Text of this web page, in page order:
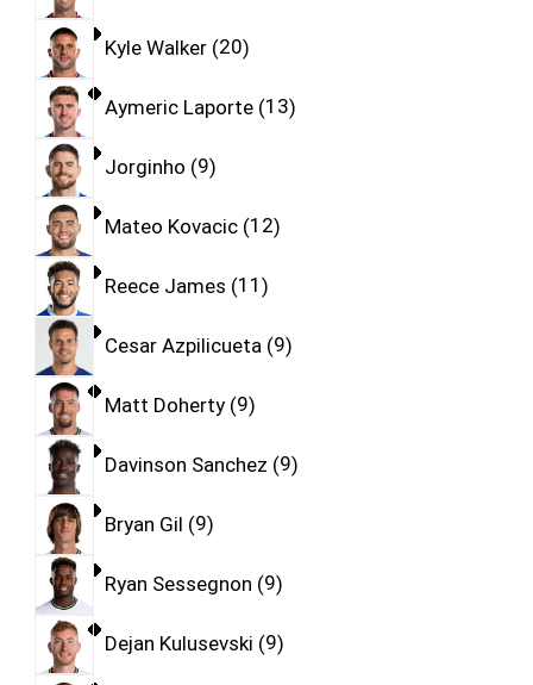
Kyle Walker 20
Aymeric Laporte 13
Jorginho 9
Mateo Kovacic 12
Reece James 11
Cesar Azpilicueta 9
Matt Doherty 9
Davinson Sanchez 9
Bryan Gil 9
Ryan Sessegnon 9
Dejan Kulusevski 9